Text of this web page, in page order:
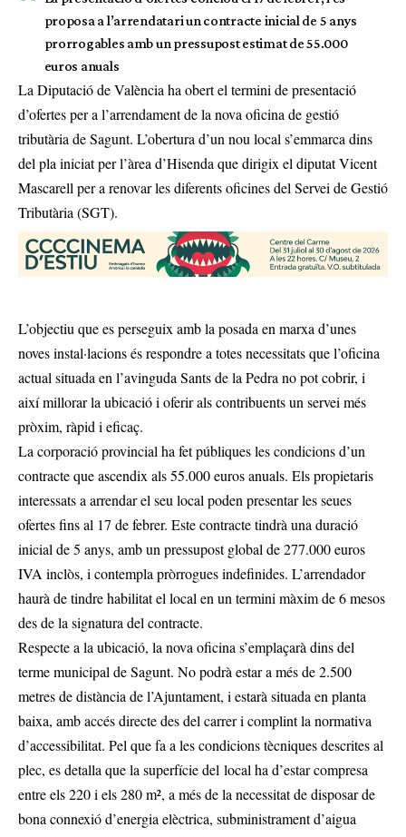
proposa a l’arrendatari un contracte inicial de 5 anys
prorrogables amb un pressupost estimat de 55.000
euros anuals
La Diputació de València ha obert el termini de presentació
d’ofertes per a l’arrendament de la nova oficina de gestió
tributària de Sagunt. L’obertura d’un nou local s’emmarca dins
del pla iniciat per l’àrea d’Hisenda que dirigix el diputat Vicent
Mascarell per a renovar les diferents oficines del Servei de Gestió
Tributària (SGT).
L’objectiu que es perseguix amb la posada en marxa d’unes
noves instal·lacions és respondre a totes necessitats que l’oficina
actual situada en l’avinguda Sants de la Pedra no pot cobrir, i
així millorar la ubicació i oferir als contribuents un servei més
pròxim, ràpid i eficaç.
La corporació provincial ha fet públiques les condicions d’un
contracte que ascendix als 55.000 euros anuals. Els propietaris
interessats a arrendar el seu local poden presentar les seues
ofertes fins al 17 de febrer. Este contracte tindrà una duració
inicial de 5 anys, amb un pressupost global de 277.000 euros
IVA inclòs, i contempla pròrrogues indefinides. L’arrendador
haurà de tindre habilitat el local en un termini màxim de 6 mesos
des de la signatura del contracte.
Respecte a la ubicació, la nova oficina s’emplaçarà dins del
terme municipal de Sagunt. No podrà estar a més de 2.500
metres de distància de l’Ajuntament, i estarà situada en planta
baixa, amb accés directe des del carrer i complint la normativa
d’accessibilitat. Pel que fa a les condicions tècniques descrites al
plec, es detalla que la superfície del local ha d’estar compresa
entre els 220 i els 280 m², a més de la necessitat de disposar de
bona connexió d’energia elèctrica, subministrament d’aigua